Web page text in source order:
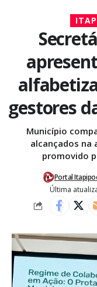
gestores
Município
alcançados
promovido
Última
Portal